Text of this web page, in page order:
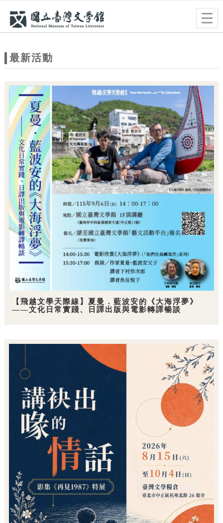
站
題
最新活動
【飛越文學天際線】夏曼．藍波安的《大海浮夢》
——文化日常實踐、日譯出版與電影轉譯暢談